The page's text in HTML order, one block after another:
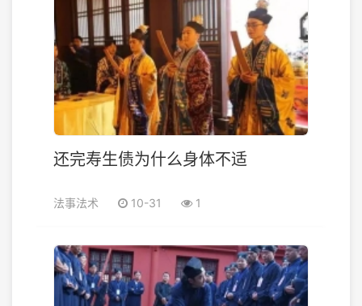
还完寿生债为什么身体不适
法事法术 10-31 1